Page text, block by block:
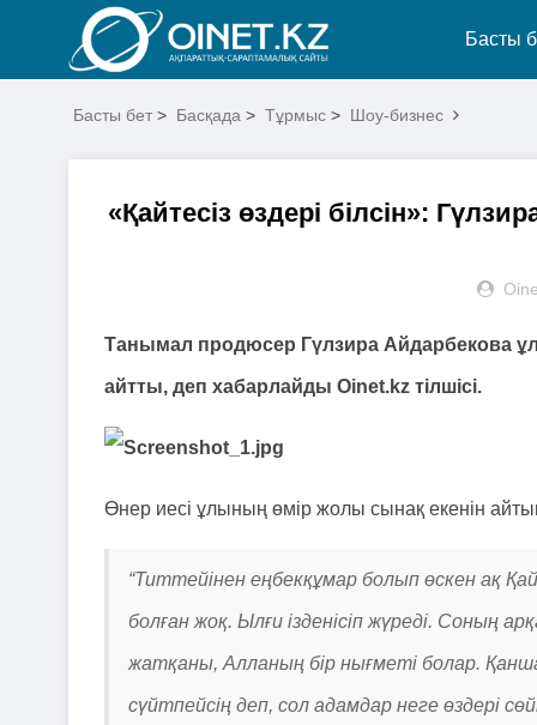
Басты
Басты бет > Басқада > Тұрмыс > Шоу-бизнес
«Қайтесіз өздері білсін»:
Танымал продюсер Гүлзира Айдарбекова
айтты, деп хабарлайды Oinet.kz тілшісі.
Өнер иесі ұлының өмір жолы сынақ екенін
“Титтейінен еңбекқұмар болып өскен ақ
болған жоқ. Ылғи ізденісіп жүреді. Соның
жатқаны, Алланың бір нығметі болар.
сүйтпейсің деп, сол адамдар неге өздері